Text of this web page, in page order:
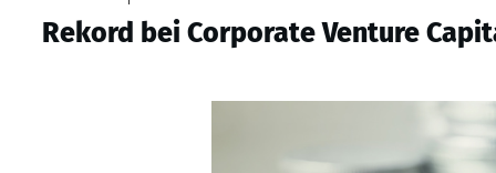
Rekord bei Corporate Venture